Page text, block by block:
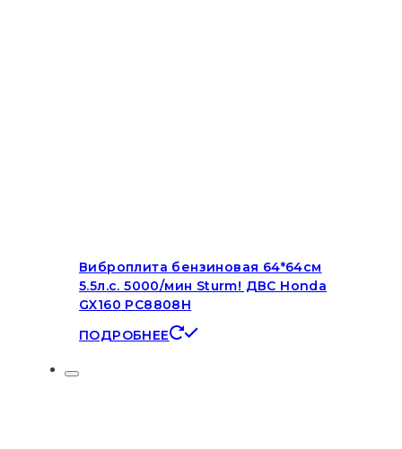
Виброплита бензиновая 64*64см
5.5л.с. 5000/мин Sturm! ДВС Honda
GX160 PC8808H
ПОДРОБНЕЕ